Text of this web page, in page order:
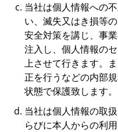
当社は個人情報への
い、滅失又はき損等
安全対策を講じ、事
注入し、個人情報の
上させて行きます。
正を行うなどの内部
状態で保護致します。
当社は個人情報の取
らびに本人からの利